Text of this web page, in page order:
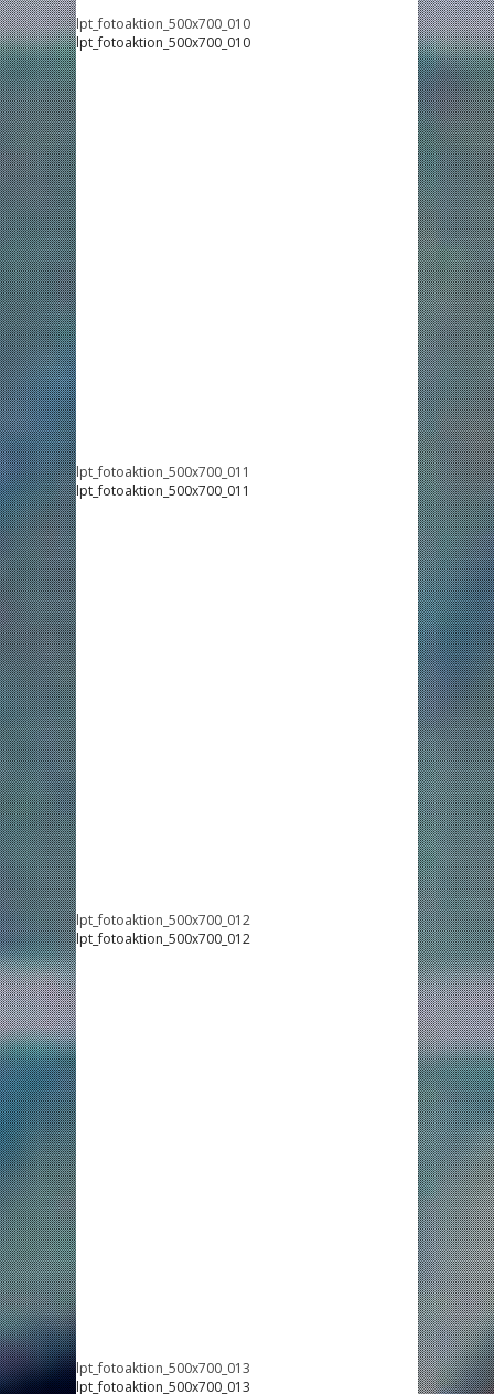
lpt_fotoaktion_500x700_010
lpt_fotoaktion_500x700_010
lpt_fotoaktion_500x700_011
lpt_fotoaktion_500x700_011
lpt_fotoaktion_500x700_012
lpt_fotoaktion_500x700_012
lpt_fotoaktion_500x700_013
lpt_fotoaktion_500x700_013